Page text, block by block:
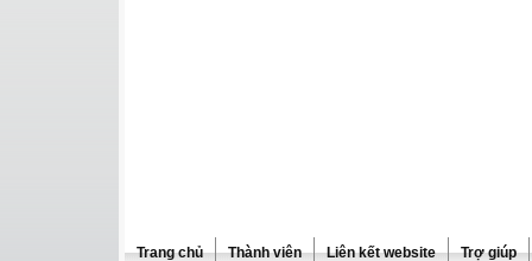
Trang chủ Thành viên Liên kết website Trợ giúp